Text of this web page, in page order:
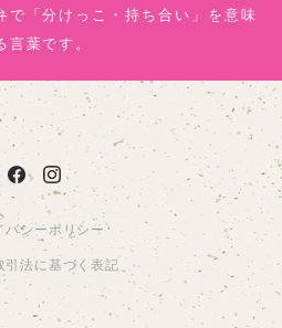
で「分けっこ・持ち合い」を意味
言葉です。
バシーポリシー
引法に基づく表記